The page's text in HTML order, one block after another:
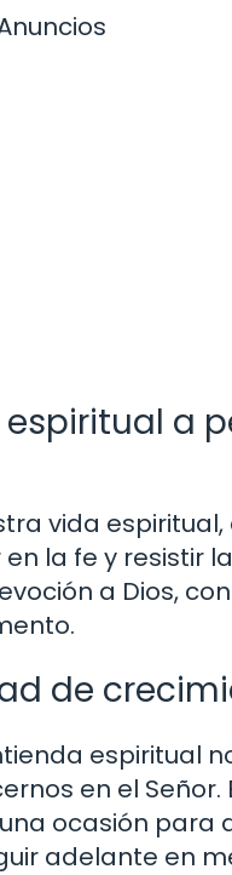
a
vida
la fe y resistir
a Dios,
de
espiritual
en el
ocasión para
adelante en